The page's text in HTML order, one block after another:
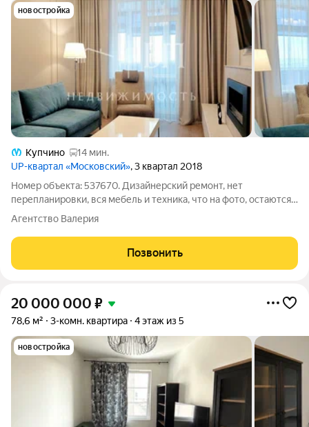
новостройка
Купчино
14 мин.
UP-квартал «Московский», 3 квартал 2018
Номер объекта: 537670. Дизайнерский ремонт, нет
перепланировки, вся мебель и техника, что на фото, остаются.
Прямая продажа, без долгов и обременений, документы
готовы к сделке. ПРО КВАРТИРУ: Эргономичная планировка,
полноценные 3 изолированные
Агентство Валерия
Позвонить
20 000 000 ₽
78,6 м² 3-комн. квартира 4 этаж из 5
новостройка